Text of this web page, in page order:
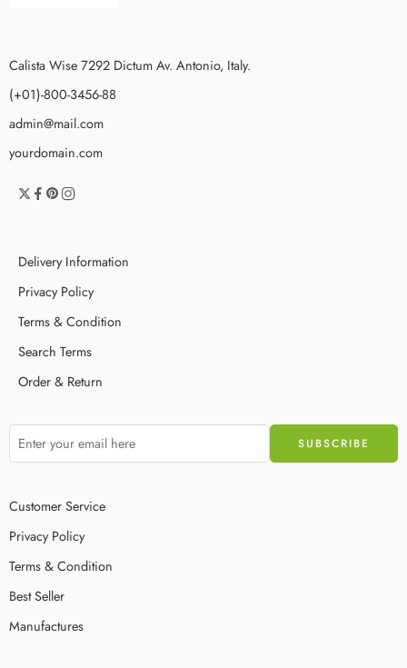
Calista Wise 7292 Dictum Av. Antonio, Italy.
(+01)-800-3456-88
admin@mail.com
yourdomain.com
Delivery Information
Privacy Policy
Terms & Condition
Search Terms
Order & Return
Customer Service
Privacy Policy
Terms & Condition
Best Seller
Manufactures